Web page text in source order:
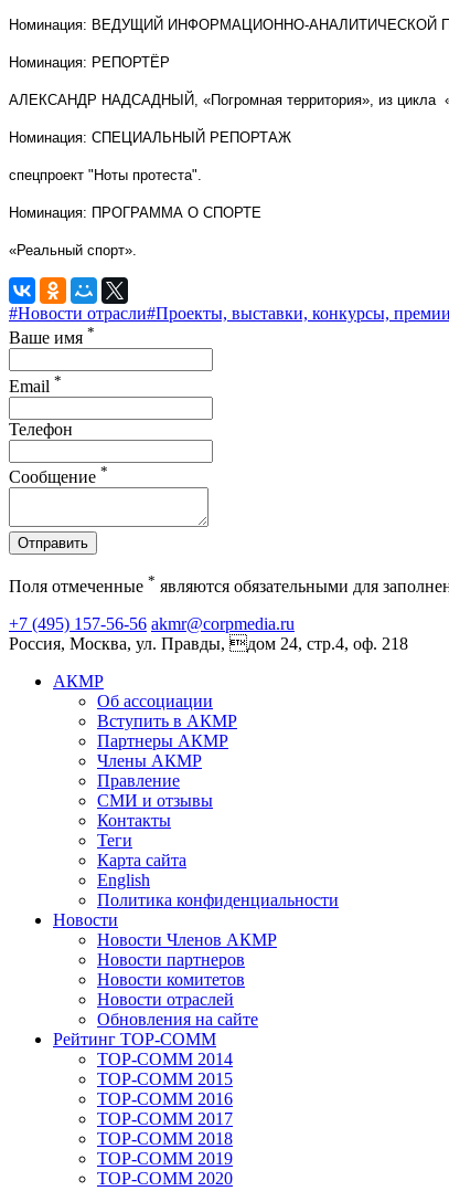
Номинация: ВЕДУЩИЙ ИНФОРМАЦИОННО-АНАЛИТИЧЕСКОЙ
Номинация: РЕПОРТЁР
АЛЕКСАНДР НАДСАДНЫЙ, «Погромная территория», из цикла
Номинация: СПЕЦИАЛЬНЫЙ РЕПОРТАЖ
спецпроект "Ноты протеста".
Номинация: ПРОГРАММА О СПОРТЕ
«Реальный спорт».
#Новости отрасли#Проекты, выставки, конкурсы, премии
Ваше имя *
Email *
Телефон
Сообщение *
Отправить
Поля отмеченные * являются обязательными для
+7 (495) 157-56-56 akmr@corpmedia.ru
Россия, Москва, ул. Правды, дом 24, стр.4, оф. 218
АКМР
Об ассоциации
Вступить в АКМР
Партнеры АКМР
Члены АКМР
Правление
СМИ и отзывы
Контакты
Теги
Карта сайта
English
Политика конфиденциальности
Новости
Новости Членов АКМР
Новости партнеров
Новости комитетов
Новости отраслей
Обновления на сайте
Рейтинг TOP-COMM
TOP-COMM 2014
TOP-COMM 2015
TOP-COMM 2016
TOP-COMM 2017
TOP-COMM 2018
TOP-COMM 2019
TOP-COMM 2020